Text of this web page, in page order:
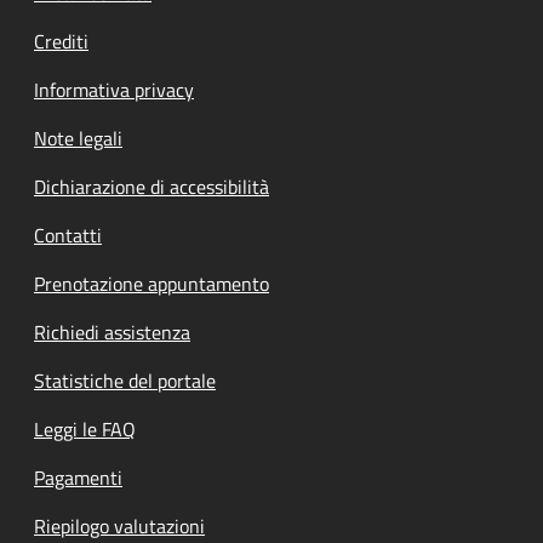
Crediti
Informativa privacy
Note legali
Dichiarazione di accessibilità
Contatti
Prenotazione appuntamento
Richiedi assistenza
Statistiche del portale
Leggi le FAQ
Pagamenti
Riepilogo valutazioni